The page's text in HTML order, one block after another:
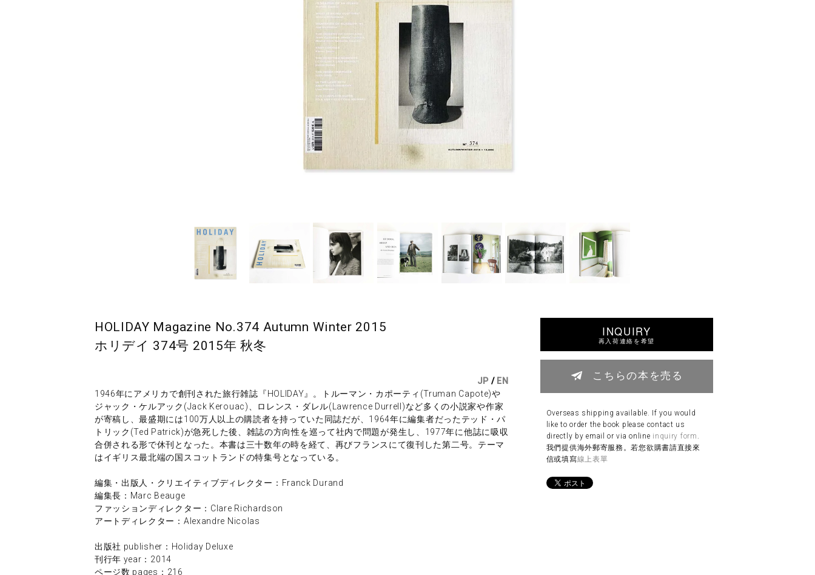
HOLIDAY Magazine No.374 Autumn Winter 2015
ホリデイ 374号 2015年 秋冬
JP / EN
1946年にアメリカで創刊された旅行雑誌『HOLIDAY』。トルーマン・カポーティ(Truman Capote)や
ジャック・ケルアック(Jack Kerouac)、ロレンス・ダレル(Lawrence Durrell)など多くの小説家や作家
が寄稿し、最盛期には100万人以上の購読者を持っていた同誌だが、1964年に編集者だったテッド・パ
トリック(Ted Patrick)が急死した後、雑誌の方向性を巡って社内で問題が発生し、1977年に他誌に吸収
合併される形で休刊となった。本書は三十数年の時を経て、再びフランスにて復刊した第二号。テーマ
はイギリス最北端の国スコットランドの特集号となっている。
編集・出版人・クリエイティブディレクター：Franck Durand
編集長：Marc Beauge
ファッションディレクター：Clare Richardson
アートディレクター：Alexandre Nicolas
出版社 publisher：Holiday Deluxe
刊行年 year：2014
ページ数 pages：216
INQUIRY
再入荷連絡を希望
こちらの本を売る
Overseas shipping available. If you would
like to order the book please contact us
directly by email or via online inquiry form .
我們提供海外郵寄服務。若您欲購書請直接來
信或填寫線上表單